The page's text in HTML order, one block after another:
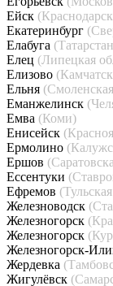
Ейск
Екатеринбург
Елабуга
Елец (Липецкая
Елизово
Ельня
Еманжелинск
Емва (Коми)
Енисейск
Ермолино
Ершов
Ессентуки
Ефремов
Железноводск
Железногорск
Железногорск
Железногорск-
Жердевка
Жигулёвск